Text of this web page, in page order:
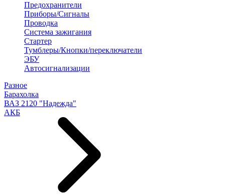
Предохранители
Приборы/Сигналы
Проводка
Система зажигания
Стартер
Тумблеры/Кнопки/переключатели
ЭБУ
Автосигнализации
Разное
Барахолка
ВАЗ 2120 "Надежда"
АКБ